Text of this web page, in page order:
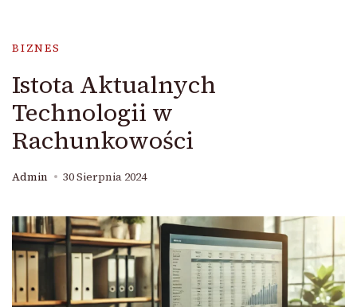
BIZNES
Istota Aktualnych
Technologii w
Rachunkowości
Admin 30 Sierpnia 2024